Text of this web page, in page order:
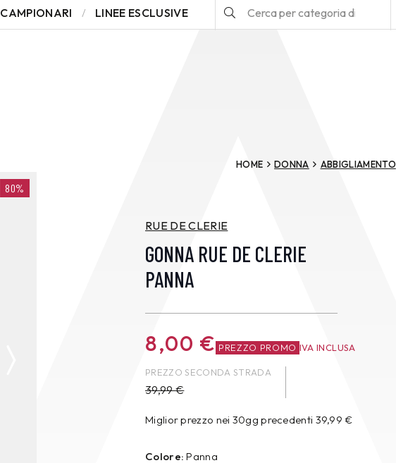
CAMPIONARI LINEE ESCLUSIVE
HOME DONNA ABBIGLIAMENTO
80%
RUE DE CLERIE
GONNA RUE DE CLERIE
PANNA
8,00 € PREZZO PROMO IVA INCLUSA
PREZZO SECONDA STRADA
39,99€
Miglior prezzo nei 30gg precedenti 39,99€
Colore: Panna